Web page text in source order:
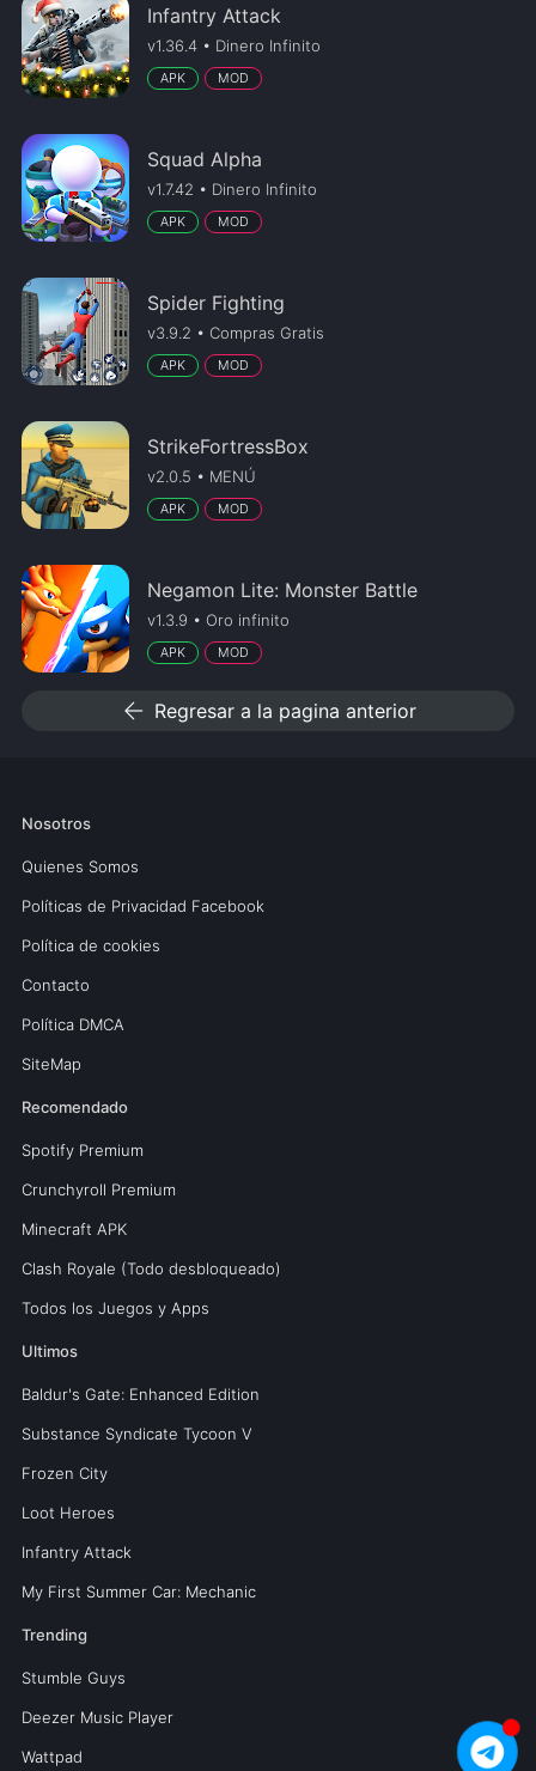
Infantry Attack
v1.36.4 • Dinero Infinito
APK MOD
Squad Alpha
v1.7.42 • Dinero Infinito
APK MOD
Spider Fighting
v3.9.2 • Compras Gratis
APK MOD
StrikeFortressBox
v2.0.5 • MENÚ
APK MOD
Negamon Lite: Monster Battle
v1.3.9 • Oro infinito
APK MOD
arrow_back Regresar a la pagina anterior
Nosotros
Quienes Somos
Políticas de Privacidad Facebook
Política de cookies
Contacto
Política DMCA
SiteMap
Recomendado
Spotify Premium
Crunchyroll Premium
Minecraft APK
Clash Royale (Todo desbloqueado)
Todos los Juegos y Apps
Ultimos
Baldur's Gate: Enhanced Edition
Substance Syndicate Tycoon V
Frozen City
Loot Heroes
Infantry Attack
My First Summer Car: Mechanic
Trending
Stumble Guys
Deezer Music Player
Wattpad